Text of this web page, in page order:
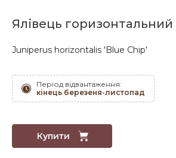
Ялівець
Juniperus horizontalis 'Blue Chip'
Період відвантаження:
кінець березеня-листопад
Купити